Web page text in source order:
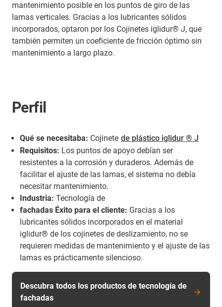
mantenimiento posible en los puntos de giro de las
lamas verticales. Gracias a los lubricantes sólidos
incorporados, optaron por los Cojinetes iglidur® J, que
también permiten un coeficiente de fricción óptimo sin
mantenimiento a largo plazo.
Perfil
Qué se necesitaba: Cojinete de plástico iglidur ® J
Requisitos: Los puntos de apoyo debían ser
resistentes a la corrosión y duraderos. Además de
facilitar el ajuste de las lamas, el sistema no debía
necesitar mantenimiento.
Industria: Tecnología de
fachadas Éxito para el cliente: Gracias a los
lubricantes sólidos incorporados en el material
iglidur® de los cojinetes de deslizamiento, no se
requieren medidas de mantenimiento y el ajuste de las
lamas es prácticamente silencioso.
Descubra todos los productos de tecnología de
fachadas